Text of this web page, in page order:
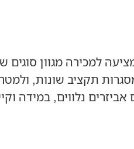
למכירה מגוון סוגים
תקציב שונות,
נלווים, במידה